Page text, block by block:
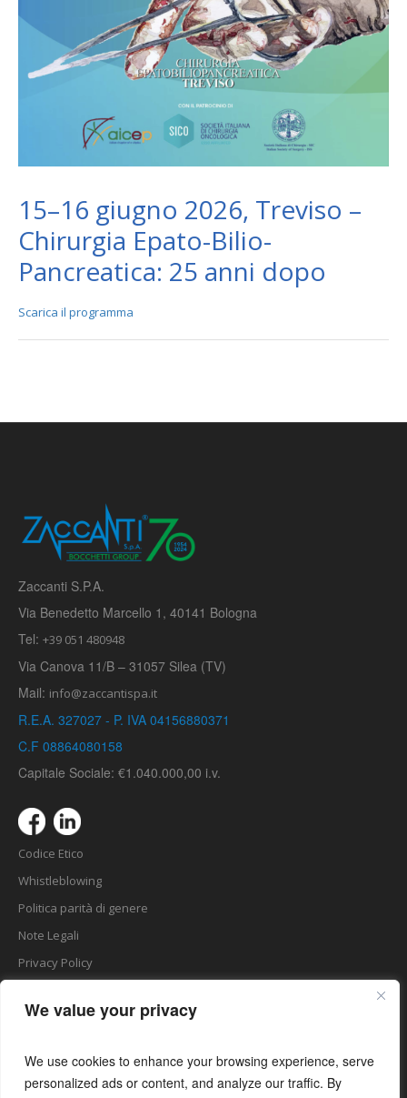
We value your privacy
We use cookies to enhance your browsing experience, serve
personalized ads or content, and analyze our traffic. By
15–16 giugno 2026, Treviso –
Chirurgia Epato-Bilio-
Pancreatica: 25 anni dopo
Scarica il programma
Zaccanti S.P.A.
Via Benedetto Marcello 1, 40141 Bologna
Tel: +39 051 480948
Via Canova 11/B – 31057 Silea (TV)
Mail: info@zaccantispa.it
R.E.A. 327027 - P. IVA 04156880371
C.F 08864080158
Capitale Sociale: €1.040.000,00 i.v.
Codice Etico
Whistleblowing
Politica parità di genere
Note Legali
Privacy Policy
Matomo Analytics
Certificato UNI/PdR 125